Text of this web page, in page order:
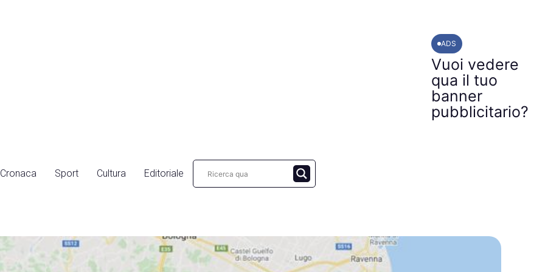
ADS
Vuoi vedere
qua il tuo
banner
pubblicitario?
Cronaca Sport Cultura Editoriale